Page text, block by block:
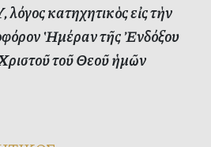
κατηχητικὸς εἰς τὴν
Ἡμέραν τῆς Ἐνδόξου
τοῦ Θεοῦ ἡμῶν